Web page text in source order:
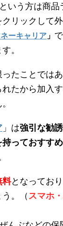
という方は商
リックして
ーキャリア 」
。
たことでは
たから加入
」は強引な勧
っておすす
料となってお
。（ スマホ